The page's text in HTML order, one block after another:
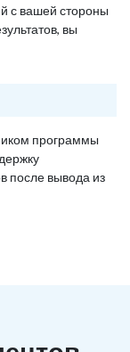
с вашей стороны
вы
программы
после вывода из